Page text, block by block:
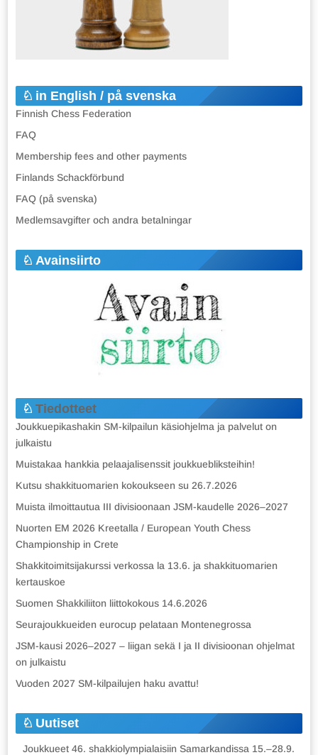
in English / på svenska
Finnish Chess Federation
FAQ
Membership fees and other payments
Finlands Schackförbund
FAQ (på svenska)
Medlemsavgifter och andra betalningar
Avainsiirto
Tiedotteet
Joukkuepikashakin SM-kilpailun käsiohjelma ja palvelut on
julkaistu
Muistakaa hankkia pelaajalisenssit joukkuebliksteihin!
Kutsu shakkituomarien kokoukseen su 26.7.2026
Muista ilmoittautua III divisioonaan JSM-kaudelle 2026–2027
Nuorten EM 2026 Kreetalla / European Youth Chess
Championship in Crete
Shakkitoimitsijakurssi verkossa la 13.6. ja shakkituomarien
kertauskoe
Suomen Shakkiliiton liittokokous 14.6.2026
Seurajoukkueiden eurocup pelataan Montenegrossa
JSM-kausi 2026–2027 – liigan sekä I ja II divisioonan ohjelmat
on julkaistu
Vuoden 2027 SM-kilpailujen haku avattu!
Uutiset
Joukkueet 46. shakkiolympialaisiin Samarkandissa 15.–28.9.